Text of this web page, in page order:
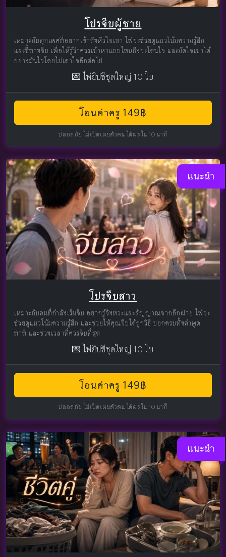
โปรจีบผู้ชาย
เหมาะกับทุกเพศที่อยากเข้าถึงหัวใจเขา ไพ่จะช่วยดูแนวโน้มความรู้สึก
และชี้ทางจีบ เพื่อให้รู้ว่าควรเข้าหาแบบไหนถึงจะโดนใจ และมัดใจเขาได้
อย่างมั่นใจโดยไม่เดาใจอีกต่อไป
💌 ไพ่ยิปซีชุดใหญ่ 10 ใบ
โอนค่าครู 149฿
ปลอดภัย ไม่เปิดเผยตัวตน ได้ผลใน 10 นาที
แนะนำ
โปรจีบสาว
เหมาะกับคนที่กำลังเริ่มจีบ อยากรู้จังหวะและสัญญาณจากอีกฝ่าย ไพ่จะ
ช่วยดูแนวโน้มความรู้สึก และช่วยให้คุณจีบได้ถูกวิธี บอกครบทั้งคำพูด
ท่าที และช่วงเวลาที่ควรจีบที่สุด
💌 ไพ่ยิปซีชุดใหญ่ 10 ใบ
โอนค่าครู 149฿
ปลอดภัย ไม่เปิดเผยตัวตน ได้ผลใน 10 นาที
แนะนำ